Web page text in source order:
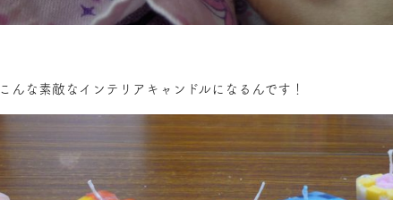
こんな素敵なインテリアキャンドルになるんです！